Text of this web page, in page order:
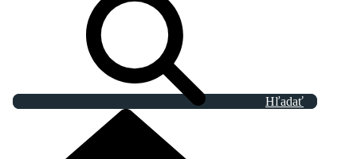
Hľadať